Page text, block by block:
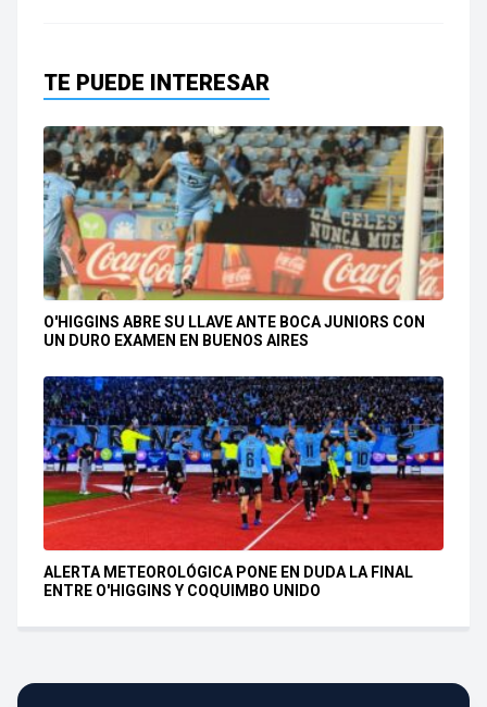
TE PUEDE INTERESAR
O'HIGGINS ABRE SU LLAVE ANTE BOCA JUNIORS CON
UN DURO EXAMEN EN BUENOS AIRES
ALERTA METEOROLÓGICA PONE EN DUDA LA FINAL
ENTRE O'HIGGINS Y COQUIMBO UNIDO